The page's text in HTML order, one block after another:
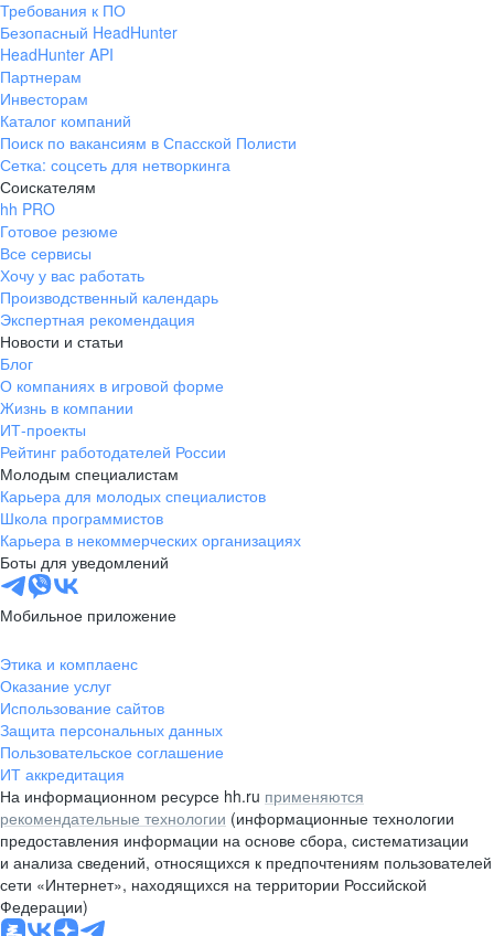
Требования к ПО
Безопасный HeadHunter
HeadHunter API
Партнерам
Инвесторам
Каталог компаний
Поиск по вакансиям в Спасской Полисти
Сетка: соцсеть для нетворкинга
Соискателям
hh PRO
Готовое резюме
Все сервисы
Хочу у вас работать
Производственный календарь
Экспертная рекомендация
Новости и статьи
Блог
О компаниях в игровой форме
Жизнь в компании
ИТ-проекты
Рейтинг работодателей России
Молодым специалистам
Карьера для молодых специалистов
Школа программистов
Карьера в некоммерческих организациях
Боты для уведомлений
Мобильное приложение
Этика и комплаенс
Оказание услуг
Использование сайтов
Защита персональных данных
Пользовательское соглашение
ИТ аккредитация
На информационном ресурсе hh.ru применяются
рекомендательные технологии (информационные технологии
предоставления информации на основе сбора, систематизации
и анализа сведений, относящихся к предпочтениям пользователей
сети «Интернет», находящихся на территории Российской
Федерации)